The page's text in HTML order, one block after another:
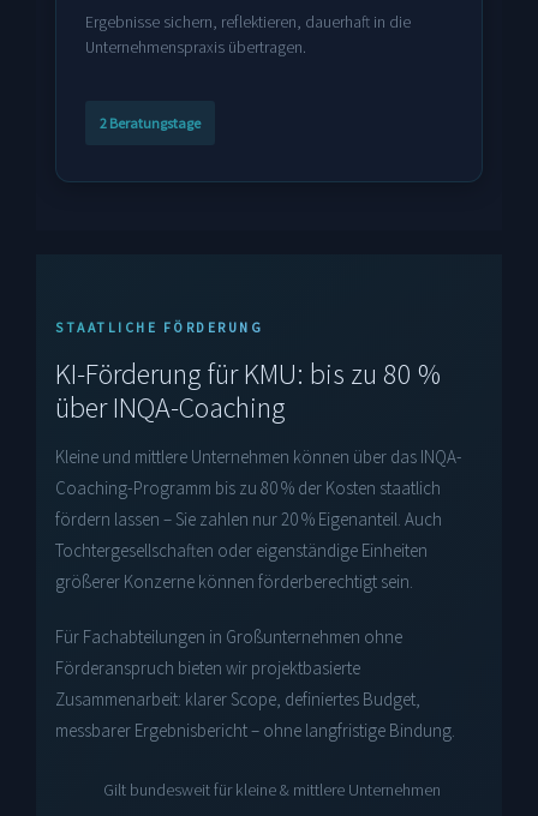
Ergebnisse sichern, reflektieren, dauerhaft in die
Unternehmenspraxis übertragen.
2 Beratungstage
STAATLICHE FÖRDERUNG
KI-Förderung für KMU: bis zu 80 %
über INQA-Coaching
Kleine und mittlere Unternehmen können über das INQA-
Coaching-Programm bis zu 80 % der Kosten staatlich
fördern lassen – Sie zahlen nur 20 % Eigenanteil. Auch
Tochtergesellschaften oder eigenständige Einheiten
größerer Konzerne können förderberechtigt sein.
Für Fachabteilungen in Großunternehmen ohne
Förderanspruch bieten wir projektbasierte
Zusammenarbeit: klarer Scope, definiertes Budget,
messbarer Ergebnisbericht – ohne langfristige Bindung.
Gilt bundesweit für kleine & mittlere Unternehmen